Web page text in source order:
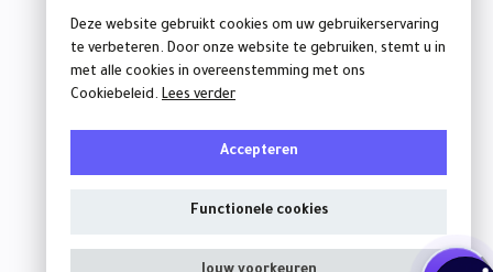
Deze website gebruikt cookies om uw gebruikerservaring
te verbeteren. Door onze website te gebruiken, stemt u in
met alle cookies in overeenstemming met ons
Cookiebeleid. Lees verder
Accepteren
Functionele cookies